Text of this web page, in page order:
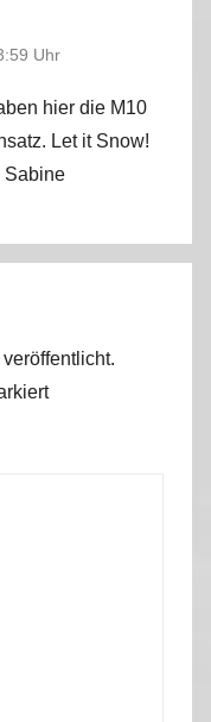
Uhr
hier die M10
Let it Snow!
Sabine